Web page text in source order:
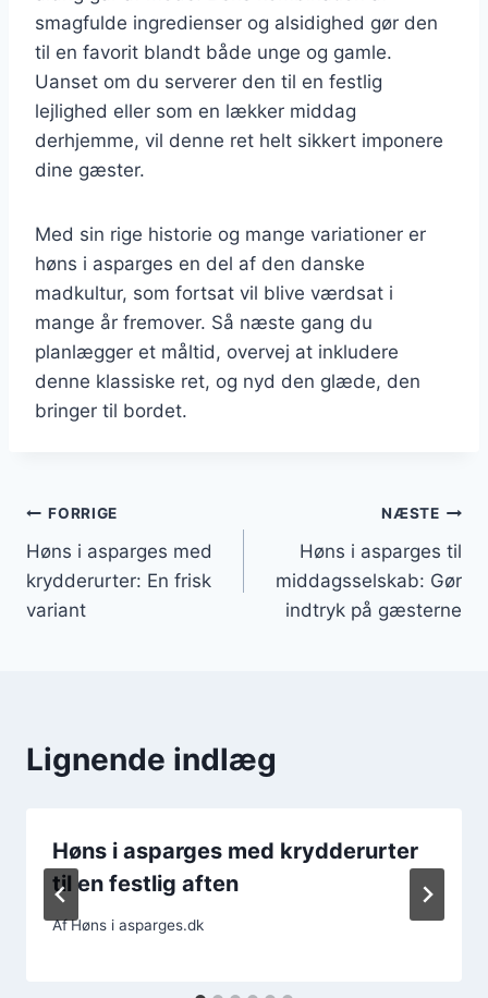
smagfulde ingredienser og alsidighed gør den
til en favorit blandt både unge og gamle.
Uanset om du serverer den til en festlig
lejlighed eller som en lækker middag
derhjemme, vil denne ret helt sikkert imponere
dine gæster.
Med sin rige historie og mange variationer er
høns i asparges en del af den danske
madkultur, som fortsat vil blive værdsat i
mange år fremover. Så næste gang du
planlægger et måltid, overvej at inkludere
denne klassiske ret, og nyd den glæde, den
bringer til bordet.
Indlægsnavigation
FORRIGE
Høns i asparges med
krydderurter: En frisk
variant
NÆSTE
Høns i asparges til
middagsselskab: Gør
indtryk på gæsterne
Lignende indlæg
Høns i asparges med krydderurter
til en festlig aften
AfHøns i asparges.dk